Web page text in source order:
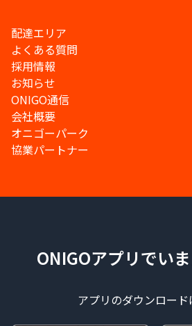
配達エリア
よくある質問
採用情報
お知らせ
ONIGO通信
会社概要
オニゴーパーク
協業パートナー
ONIGOアプリでい
アプリのダウンロード